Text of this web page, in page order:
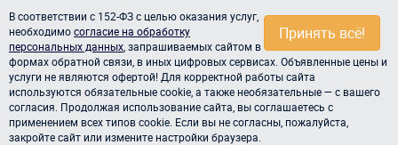
Принять всё!
В соответствии с 152-ФЗ с целью оказания услуг,
необходимосогласие на обработку
персональных данных , запрашиваемых сайтом в
формах обратной связи, в иных цифровых сервисах. Объявленные цены и
услуги не являются офертой! Для корректной работы сайта
используются обязательные cookie, а также необязательные — с вашего
согласия. Продолжая использование сайта, вы соглашаетесь с
применением всех типов cookie. Если вы не согласны, пожалуйста,
закройте сайт или измените настройки браузера.